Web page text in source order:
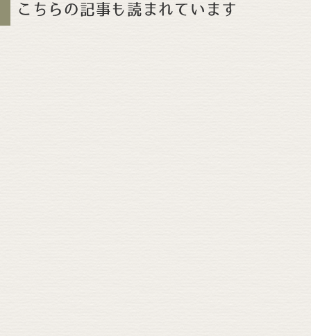
こちらの記事も読まれています